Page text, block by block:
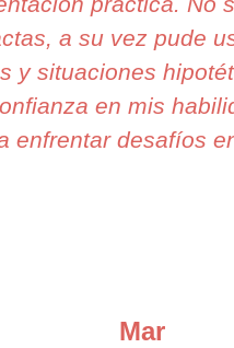
a su vez pude
y situaciones
en mis
enfrentar desafíos
Mar